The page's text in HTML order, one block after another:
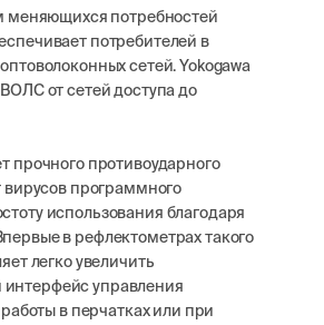
меняющихся потребностей
потребителей в
сетей. Yokogawa
от сетей доступа до
прочного противоударного
вирусов программного
использования благодаря
в рефлектометрах такого
легко увеличить
управления
в перчатках или при